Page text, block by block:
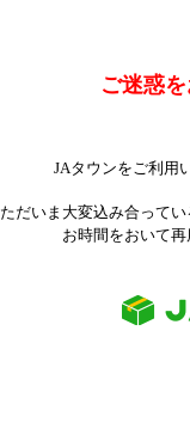
ご迷惑
JAタウンをご利用
ただいま大変込み合って
お時間をおいて